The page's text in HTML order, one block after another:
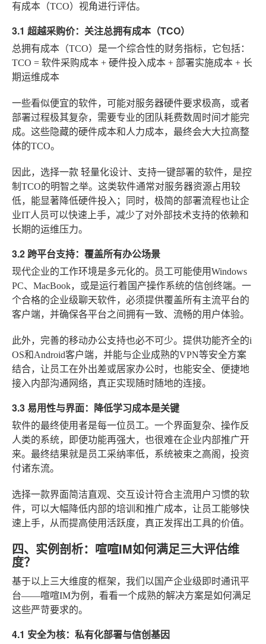
有成本（TCO）视角进行评估。
3.1 超越采购价：关注总拥有成本（TCO）
总拥有成本（TCO）是一个综合性的财务指标，它包括：
TCO = 软件采购成本 + 硬件投入成本 + 部署实施成本 + 长
期运维成本
一些看似便宜的软件，可能对服务器硬件要求极高，或者
部署过程极其复杂，需要专业的团队耗费数周时间才能完
成。这些隐藏的硬件成本和人力成本，最终会大大拉高整
体的TCO。
因此，选择一款 轻量化设计、支持一键部署的软件，是控
制TCO的明智之举。这类软件通常对服务器资源占用较
低，能显著降低硬件投入；同时，极简的部署流程也让企
业IT人员可以快速上手，减少了对外部技术支持的依赖和
长期的运维压力。
3.2 跨平台支持：覆盖所有办公场景
现代企业的工作环境是多元化的。员工可能使用Windows
PC、MacBook，或是运行着国产操作系统的信创终端。一
个合格的企业级聊天软件，必须提供覆盖所有主流平台的
客户端，并确保各平台之间拥有一致、流畅的用户体验。
此外，完善的移动办公支持也必不可少。提供功能齐全的i
OS和Android客户端，并能与企业成熟的VPN等安全方案
结合，让员工在外出差或居家办公时，也能安全、便捷地
接入内部沟通网络，真正实现随时随地的连接。
3.3 易用性与界面：降低学习成本是关键
软件的最终使用者是每一位员工。一个界面复杂、操作反
人类的系统，即便功能再强大，也很难在企业内部推广开
来。最终结果就是员工采纳率低，系统被束之高阁，投资
付诸东流。
选择一款界面简洁直观、交互设计符合主流用户习惯的软
件，可以大幅降低内部的培训和推广成本，让员工能够快
速上手，从而提高使用活跃度，真正发挥出工具的价值。
四、实例剖析：喧喧IM如何满足三大评估维
度？
基于以上三大维度的框架，我们以国产企业级即时通讯平
台——喧喧IM为例，看看一个成熟的解决方案是如何满足
这些严苛要求的。
4.1 安全为核：私有化部署与信创基因